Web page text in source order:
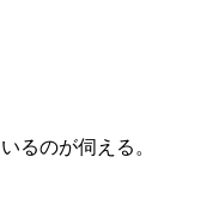
るのが伺える。